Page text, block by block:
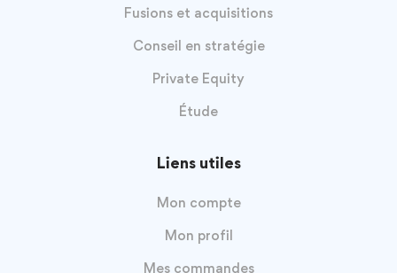
Fusions et acquisitions
Conseil en stratégie
Private Equity
Étude
Liens utiles
Mon compte
Mon profil
Mes commandes